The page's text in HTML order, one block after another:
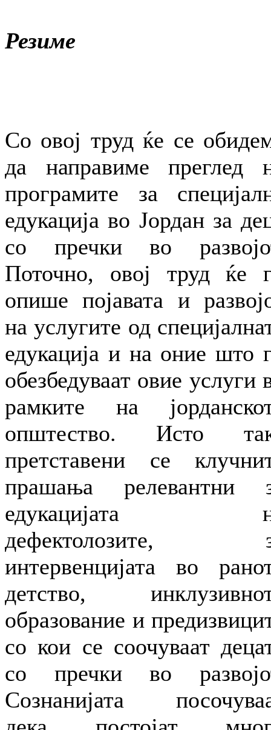
Резиме
Со овој труд ќе се
да направиме преглед
програмите за
едукација во Јордан за
со пречки во
Поточно, овој труд ќе
опише појавата и
на услугите од
едукација и на оние што
обезбедуваат овие услуги
рамките на
општество. Исто
претставени се
прашања релевантни
едукацијата
дефектолозите,
интервенцијата во
детство,
образование и
со кои се соочуваат
со пречки во
Сознанијата